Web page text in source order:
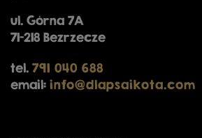
ul. Górna 7A
71-218 Bezrzecze
tel. 791 040 688
email: info@dlapsaikota.com